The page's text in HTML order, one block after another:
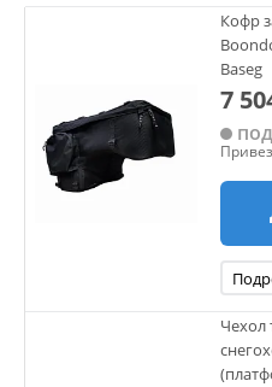
большинством моделей
справляется с любыми
обеспечивая
возможность повысить свою
ваши зимние поездки еще
покупкой рекомендуется
товара.
Кофр
Baseg
7
Чехол